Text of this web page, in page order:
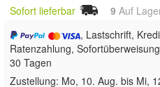
Sofort lieferbar 9 Auf
, Lastschrift,
Ratenzahlung,
30 Tagen
Zustellung: Mo, 10. Aug. bis Mi,